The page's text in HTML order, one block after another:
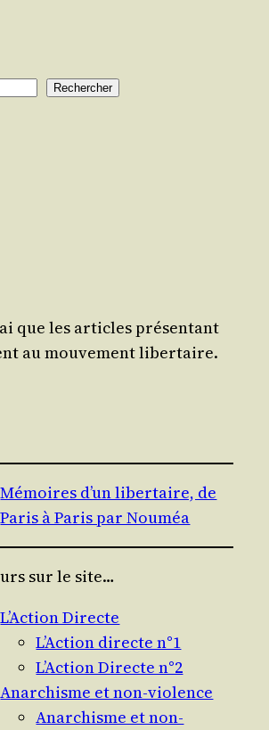
Rechercher
que les articles pré­sen­tant
au mou­ve­ment libertaire.
Mémoires d’un libertaire, de
Paris à Paris par Nouméa
sur le site…
L’Action Directe
L’Action directe n°1
L’Action Directe n°2
Anarchisme et non-violence
Anarchisme et non-